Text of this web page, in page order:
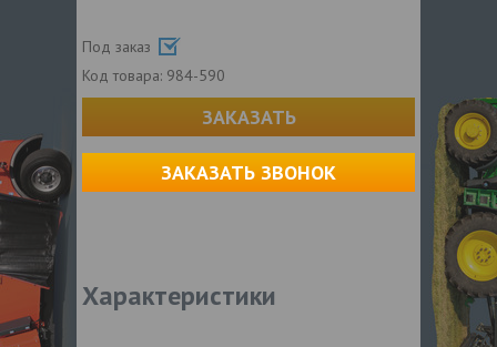
Под заказ
Код товара: 984-590
ЗАКАЗАТЬ
ЗАКАЗАТЬ ЗВОНОК
Характеристики